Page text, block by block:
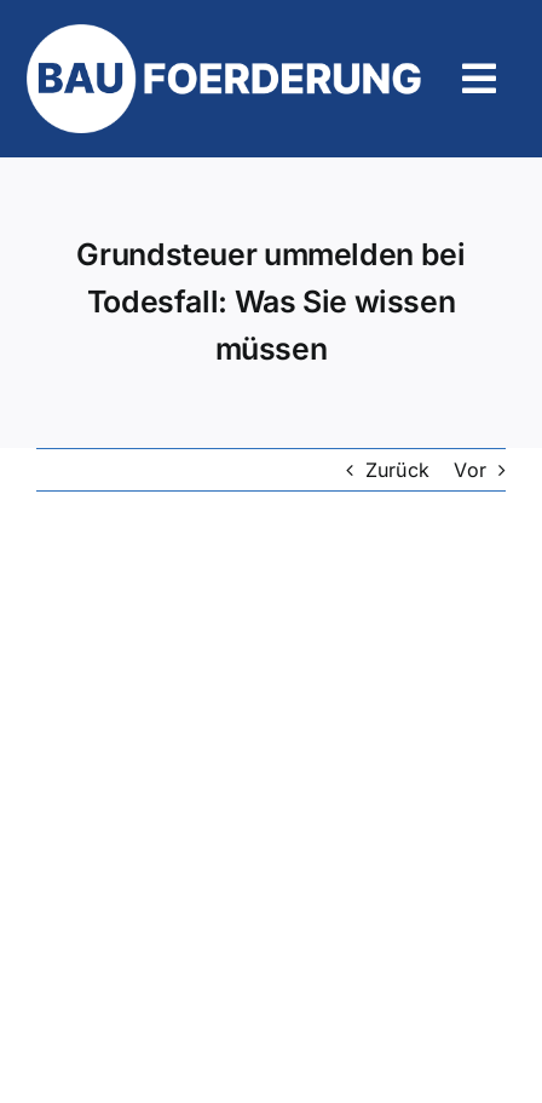
Inhalt
springen
Grundsteuer ummelden bei
Todesfall: Was Sie wissen
müssen
Zurück Vor